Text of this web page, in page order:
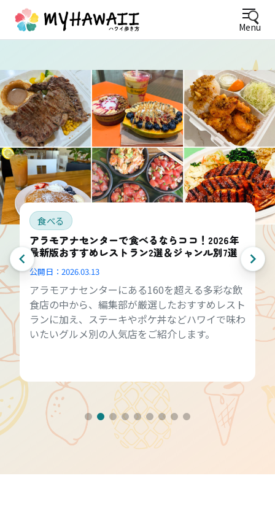
Menu
食べる
アラモアナセンターで食べるならココ！2026年
最新版おすすめレストラン2選＆ジャンル別7選
公開日： 2026.03.13
アラモアナセンターにある160を超える多彩な飲
食店の中から、編集部が厳選したおすすめレスト
ランに加え、ステーキやポケ丼などハワイで味わ
いたいグルメ別の人気店をご紹介します。